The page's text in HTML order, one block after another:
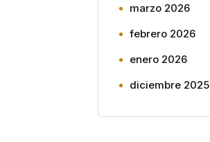
marzo 2026
febrero 2026
enero 2026
diciembre 2025